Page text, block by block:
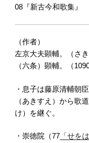
08『新古今和歌集』
（作者）
左京大夫顕輔。（さ
（六条）顕輔。（
・息子は藤原清輔朝
（あきすえ）から歌
け）を継ぐ。
・崇徳院（77 「せを